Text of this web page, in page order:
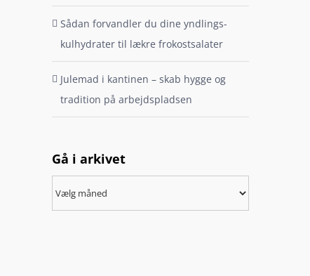
Sådan forvandler du dine yndlings-
kulhydrater til lækre frokostsalater
Julemad i kantinen – skab hygge og
tradition på arbejdspladsen
Gå i arkivet